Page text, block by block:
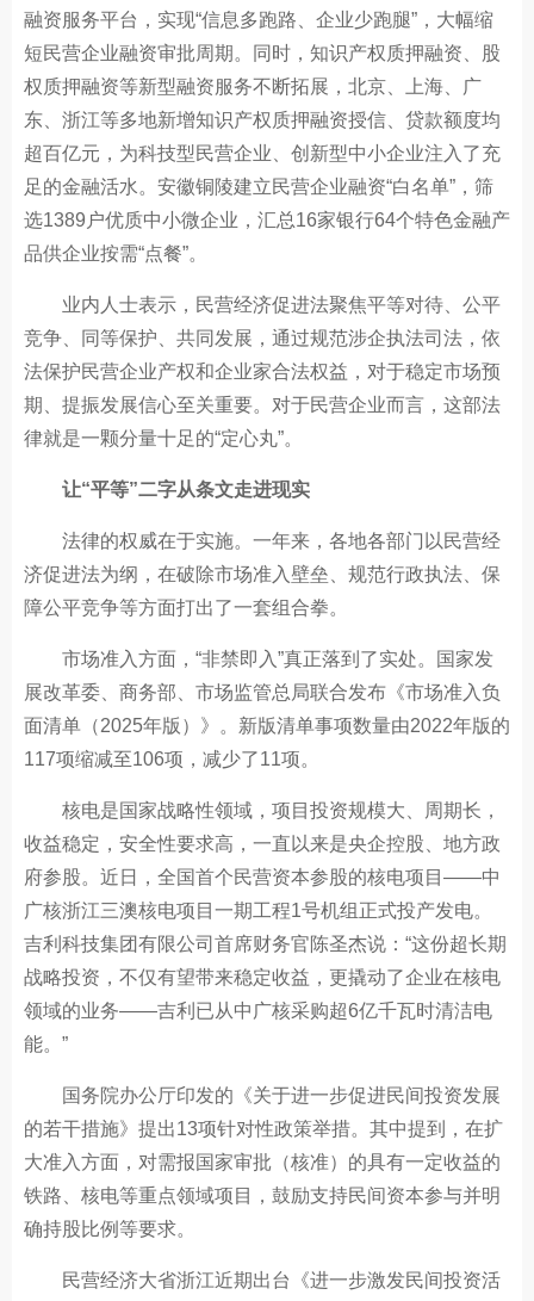
融资服务平台，实现“信息多跑路、企业少跑腿”，大幅缩
短民营企业融资审批周期。同时，知识产权质押融资、股
权质押融资等新型融资服务不断拓展，北京、上海、广
东、浙江等多地新增知识产权质押融资授信、贷款额度均
超百亿元，为科技型民营企业、创新型中小企业注入了充
足的金融活水。安徽铜陵建立民营企业融资“白名单”，筛
选1389户优质中小微企业，汇总16家银行64个特色金融产
品供企业按需“点餐”。
业内人士表示，民营经济促进法聚焦平等对待、公平
竞争、同等保护、共同发展，通过规范涉企执法司法，依
法保护民营企业产权和企业家合法权益，对于稳定市场预
期、提振发展信心至关重要。对于民营企业而言，这部法
律就是一颗分量十足的“定心丸”。
让“平等”二字从条文走进现实
法律的权威在于实施。一年来，各地各部门以民营经
济促进法为纲，在破除市场准入壁垒、规范行政执法、保
障公平竞争等方面打出了一套组合拳。
市场准入方面，“非禁即入”真正落到了实处。国家发
展改革委、商务部、市场监管总局联合发布《市场准入负
面清单（2025年版）》。新版清单事项数量由2022年版的
117项缩减至106项，减少了11项。
核电是国家战略性领域，项目投资规模大、周期长，
收益稳定，安全性要求高，一直以来是央企控股、地方政
府参股。近日，全国首个民营资本参股的核电项目——中
广核浙江三澳核电项目一期工程1号机组正式投产发电。
吉利科技集团有限公司首席财务官陈圣杰说：“这份超长期
战略投资，不仅有望带来稳定收益，更撬动了企业在核电
领域的业务——吉利已从中广核采购超6亿千瓦时清洁电
能。”
国务院办公厅印发的《关于进一步促进民间投资发展
的若干措施》提出13项针对性政策举措。其中提到，在扩
大准入方面，对需报国家审批（核准）的具有一定收益的
铁路、核电等重点领域项目，鼓励支持民间资本参与并明
确持股比例等要求。
民营经济大省浙江近期出台《进一步激发民间投资活